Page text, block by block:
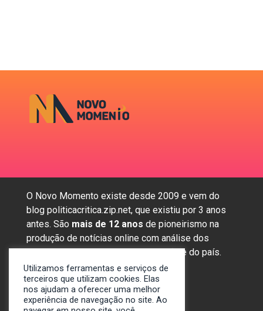
O Novo Momento existe desde 2009 e vem do
blog politicacritica.zip.net, que existiu por 3 anos
antes. São mais de 12 anos de pioneirismo na
produção de notícias online com análise dos
assuntos mais importantes da região e do país.
Sobre nós
Anunciar
Utilizamos ferramentas e serviços de
terceiros que utilizam cookies. Elas
nos ajudam a oferecer uma melhor
experiência de navegação no site. Ao